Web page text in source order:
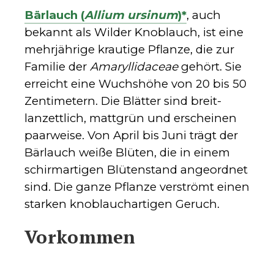
Bärlauch (Allium ursinum)*, auch
bekannt als Wilder Knoblauch, ist eine
mehrjährige krautige Pflanze, die zur
Familie der Amaryllidaceaegehört. Sie
erreicht eine Wuchshöhe von 20 bis 50
Zentimetern. Die Blätter sind breit-
lanzettlich, mattgrün und erscheinen
paarweise. Von April bis Juni trägt der
Bärlauch weiße Blüten, die in einem
schirmartigen Blütenstand angeordnet
sind. Die ganze Pflanze verströmt einen
starken knoblauchartigen Geruch.
Vorkommen